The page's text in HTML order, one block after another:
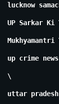
lucknow
UP Sarkar Ki
up crime news
\
uttar